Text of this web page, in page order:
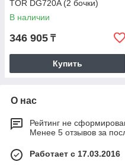
TOR DG720A (2 бочки)
В наличии
346 905 ₸
Купить
О нас
Рейтинг не
Менее 5 отзывов за
Работает с 17.03.2016